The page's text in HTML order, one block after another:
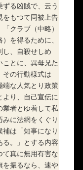
る凶賊で、云う
をもつて同被上告
クラブ（中略）
を得るために、
、自殺せしめ
とに、異母兄た
その行動様式は
端な人気とり政策
り、自己宣伝に
業者とゆ着して私
に法網をくぐり
は「知事になり
。」とする内容
真に無用有害な
を振るなら、速や